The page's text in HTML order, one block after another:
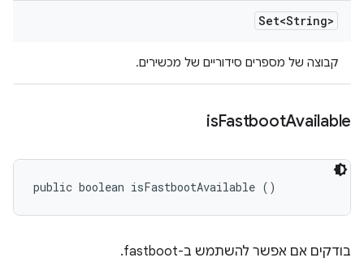
Set<String>
קבוצה של מספרים סידוריים של מכשירים.
isFastbootAvailable
public boolean isFastbootAvailable ()
בודקים אם אפשר להשתמש ב-fastboot.